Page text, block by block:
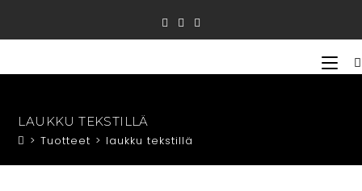
LAUKKU TEKSTILLÄ
> Tuotteet > laukku tekstillä